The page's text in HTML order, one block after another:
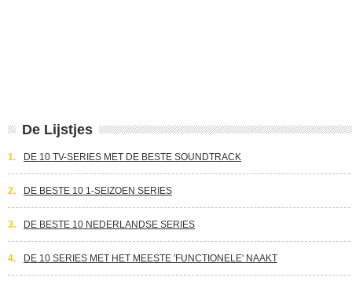
De Lijstjes
1. DE 10 TV-SERIES MET DE BESTE SOUNDTRACK
2. DE BESTE 10 1-SEIZOEN SERIES
3. DE BESTE 10 NEDERLANDSE SERIES
4. DE 10 SERIES MET HET MEESTE 'FUNCTIONELE' NAAKT